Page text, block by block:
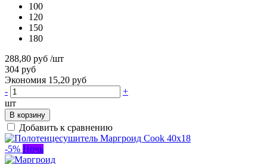
100
120
150
180
288,80 руб /шт
304 руб
Экономия 15,20 руб
-
+
шт
В корзину
Добавить к сравнению
-5% Ночь